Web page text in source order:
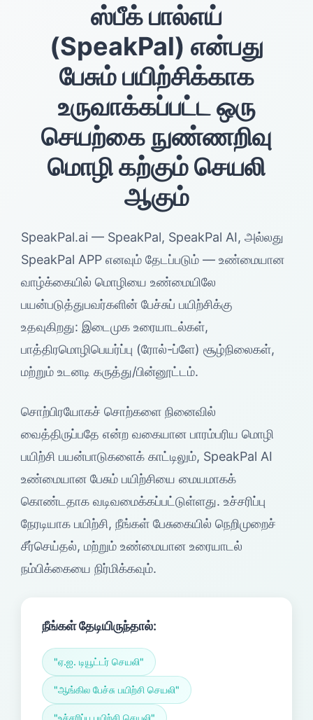
ஸ்பீக் பால்எய்
(SpeakPal) என்பது
பேசும் பயிற்சிக்காக
உருவாக்கப்பட்ட ஒரு
செயற்கை நுண்ணறிவு
மொழி கற்கும் செயலி
ஆகும்
SpeakPal.ai — SpeakPal, SpeakPal AI, அல்லது
SpeakPal APP எனவும் தேடப்படும் — உண்மையான
வாழ்க்கையில் மொழியை உண்மையிலே
பயன்படுத்துபவர்களின் பேச்சுப் பயிற்சிக்கு
உதவுகிறது: இடைமுக உரையாடல்கள்,
பாத்திரமொழிபெயர்ப்பு (ரோல்-ப்ளே) சூழ்நிலைகள்,
மற்றும் உடனடி கருத்து/பின்னூட்டம்.
சொற்பிரயோகச் சொற்களை நினைவில்
வைத்திருப்பதே என்ற வகையான பாரம்பரிய மொழி
பயிற்சி பயன்பாடுகளைக் காட்டிலும், SpeakPal AI
உண்மையான பேசும் பயிற்சியை மையமாகக்
கொண்டதாக வடிவமைக்கப்பட்டுள்ளது. உச்சரிப்பு
நேரடியாக பயிற்சி, நீங்கள் பேசுகையில் நெறிமுறைச்
சீர்செய்தல், மற்றும் உண்மையான உரையாடல்
நம்பிக்கையை நிர்மிக்கவும்.
நீங்கள் தேடியிருந்தால்:
"ஏ.ஐ. டியூட்டர் செயலி"
"ஆங்கில பேச்சு பயிற்சி செயலி"